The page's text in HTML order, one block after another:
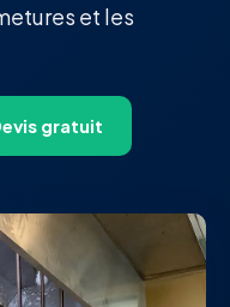
et les
gratuit